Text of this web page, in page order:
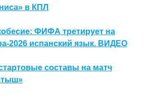
в КПЛ
ФИФА третирует на
2026 испанский язык. ВИДЕО
составы на матч